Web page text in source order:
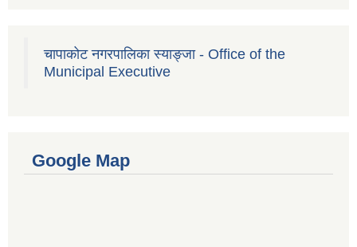
चापाकोट नगरपालिका स्याङ्जा - Office of the
Municipal Executive
Google Map